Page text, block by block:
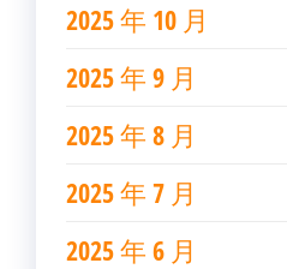
2025 年 10 月
2025 年 9 月
2025 年 8 月
2025 年 7 月
2025 年 6 月